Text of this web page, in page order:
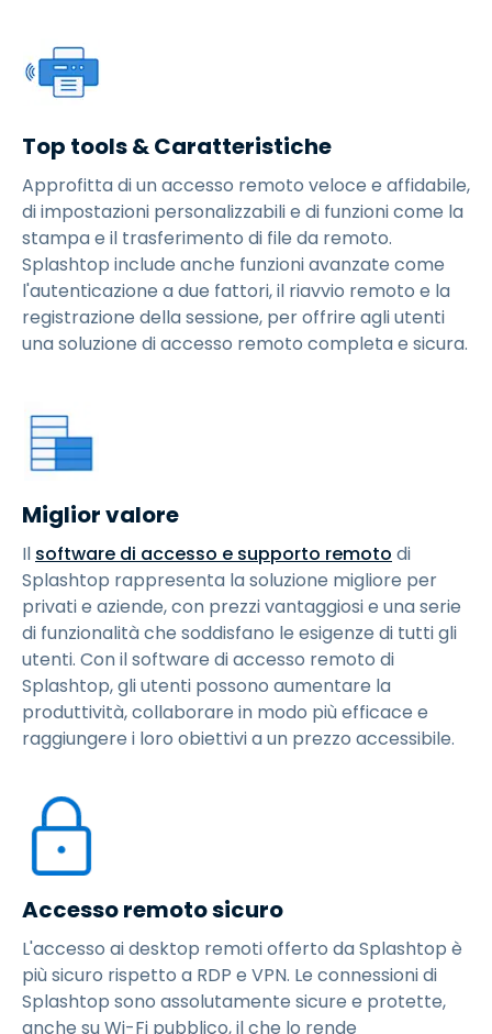
Top tools & Caratteristiche
Approfitta di un accesso remoto veloce e affidabile,
di impostazioni personalizzabili e di funzioni come la
stampa e il trasferimento di file da remoto.
Splashtop include anche funzioni avanzate come
l'autenticazione a due fattori, il riavvio remoto e la
registrazione della sessione, per offrire agli utenti
una soluzione di accesso remoto completa e sicura.
Miglior valore
Il software di accesso e supporto remoto di
Splashtop rappresenta la soluzione migliore per
privati e aziende, con prezzi vantaggiosi e una serie
di funzionalità che soddisfano le esigenze di tutti gli
utenti. Con il software di accesso remoto di
Splashtop, gli utenti possono aumentare la
produttività, collaborare in modo più efficace e
raggiungere i loro obiettivi a un prezzo accessibile.
Accesso remoto sicuro
L'accesso ai desktop remoti offerto da Splashtop è
più sicuro rispetto a RDP e VPN. Le connessioni di
Splashtop sono assolutamente sicure e protette,
anche su Wi-Fi pubblico, il che lo rende